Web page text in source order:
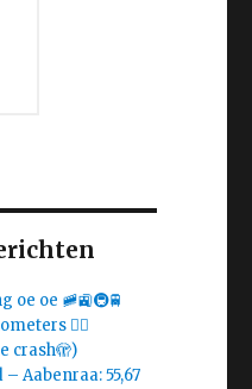
oe oe 🚞🚉🚇🚆
🚴‍♀️
crash🫣)
– Aabenraa: 55,67